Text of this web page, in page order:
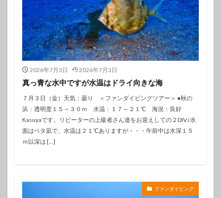
2026年7月3日 2026年7月3日
真っ青な水中ですが水温はドライ向きな海
７月３日（金）天気：曇り ＜ファンダイビングツアー＞ ●秋の
浜：透明度１５～３０ｍ 水温：１７～２１℃ 海況：良好
Kasuyaです。リピーターの上級者さん達をお迎えしての２DIV♪水
面はベタ凪で、水温は２１℃ありますが・・・午前中は水深１５
ｍ以深は […]
ファンダイビング